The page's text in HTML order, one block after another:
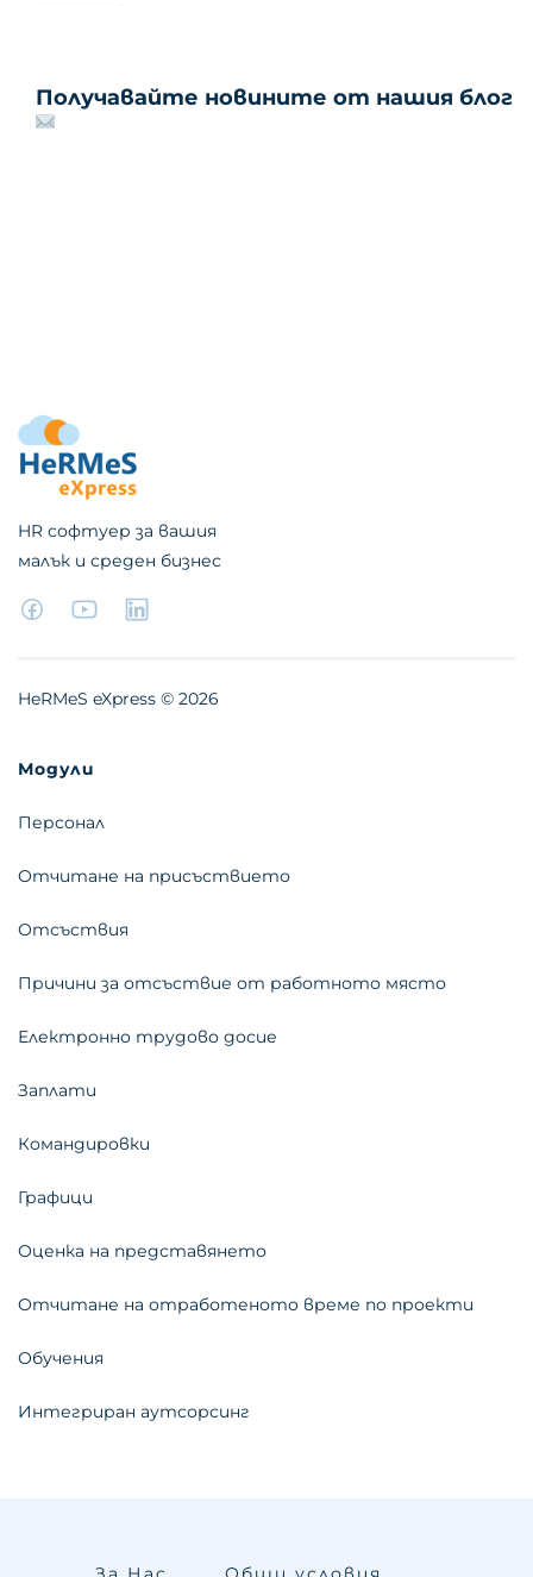
Получавайте новините от нашия блог
HR софтуер за вашия
малък и среден бизнес
HeRMeS eXpress © 2026
Модули
Персонал
Отчитане на присъствието
Отсъствия
Причини за отсъствие от работното място
Електронно трудово досие
Заплати
Командировки
Графици
Оценка на представянето
Отчитане на отработеното време по проекти
Обучения
Интегриран аутсорсинг